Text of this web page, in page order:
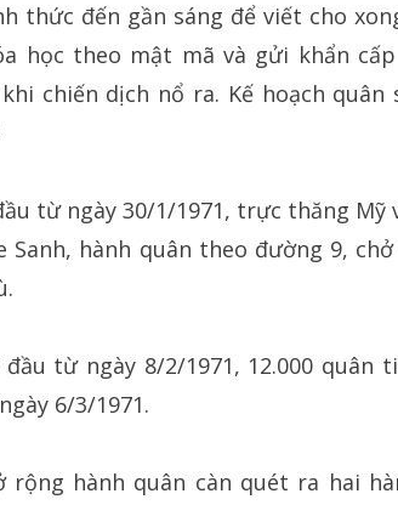
thức đến gần sáng để viết cho
học theo mật mã và gửi khẩn
chiến dịch nổ ra. Kế hoạch quân
từ ngày 30/1/1971, trực thăng Mỹ
Sanh, hành quân theo đường 9,
từ ngày 8/2/1971, 12.000 quân
6/3/1971.
rộng hành quân càn quét ra hai